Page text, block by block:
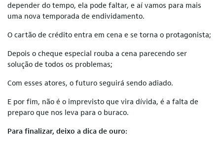
depender do tempo, ela pode faltar, e aí vamos para mais
uma nova temporada de endividamento.
O cartão de crédito entra em cena e se torna o protagonista;
Depois o cheque especial rouba a cena parecendo ser
solução de todos os problemas;
Com esses atores, o futuro seguirá sendo adiado.
E por fim, não é o imprevisto que vira dívida, é a falta de
preparo que nos leva para o buraco.
Para finalizar, deixo a dica de ouro: